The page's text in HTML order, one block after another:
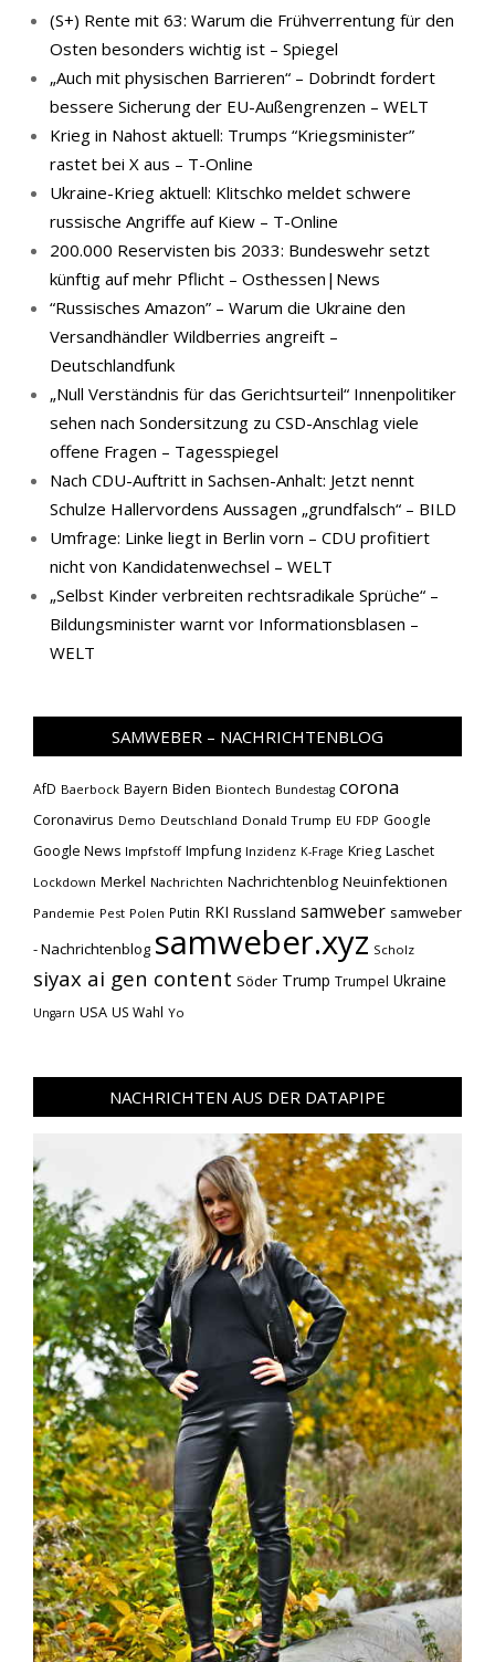
(S+) Rente mit 63: Warum die Frühverrentung für den
Osten besonders wichtig ist – Spiegel
„Auch mit physischen Barrieren“ – Dobrindt fordert
bessere Sicherung der EU-Außengrenzen – WELT
Krieg in Nahost aktuell: Trumps “Kriegsminister”
rastet bei X aus – T-Online
Ukraine-Krieg aktuell: Klitschko meldet schwere
russische Angriffe auf Kiew – T-Online
200.000 Reservisten bis 2033: Bundeswehr setzt
künftig auf mehr Pflicht – Osthessen|News
“Russisches Amazon” – Warum die Ukraine den
Versandhändler Wildberries angreift –
Deutschlandfunk
„Null Verständnis für das Gerichtsurteil“ Innenpolitiker
sehen nach Sondersitzung zu CSD-Anschlag viele
offene Fragen – Tagesspiegel
Nach CDU-Auftritt in Sachsen-Anhalt: Jetzt nennt
Schulze Hallervordens Aussagen „grundfalsch“ – BILD
Umfrage: Linke liegt in Berlin vorn – CDU profitiert
nicht von Kandidatenwechsel – WELT
„Selbst Kinder verbreiten rechtsradikale Sprüche“ –
Bildungsminister warnt vor Informationsblasen –
WELT
SAMWEBER – NACHRICHTENBLOG
AfD Baerbock Bayern Biden Biontech Bundestag corona
Coronavirus Demo Deutschland Donald Trump EU FDP Google
Google News Impfstoff Impfung Inzidenz K-Frage Krieg Laschet
Lockdown Merkel Nachrichten Nachrichtenblog Neuinfektionen
Pandemie Pest Polen Putin RKI Russland samweber samweber
- Nachrichtenblog samweber.xyz Scholz
siyax ai gen content Söder Trump Trumpel Ukraine
Ungarn USA US Wahl Yo
NACHRICHTEN AUS DER DATAPIPE